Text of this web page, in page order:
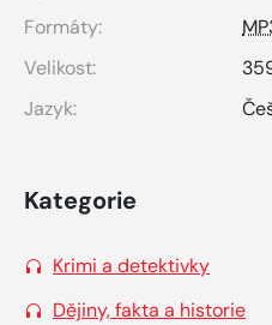
Formáty:
Velikost:
Jazyk:
Kategorie
Krimi a detektivky
Dějiny, fakta a historie